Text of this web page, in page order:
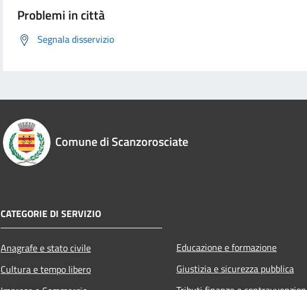
Problemi in città
Segnala disservizio
Comune di Scanzorosciate
CATEGORIE DI SERVIZIO
Anagrafe e stato civile
Cultura e tempo libero
Educazione e formazione
Giustizia e sicurezza pubblica